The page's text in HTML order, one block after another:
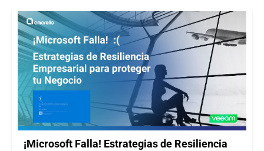
¡Microsoft Falla! Estrategias de Resiliencia